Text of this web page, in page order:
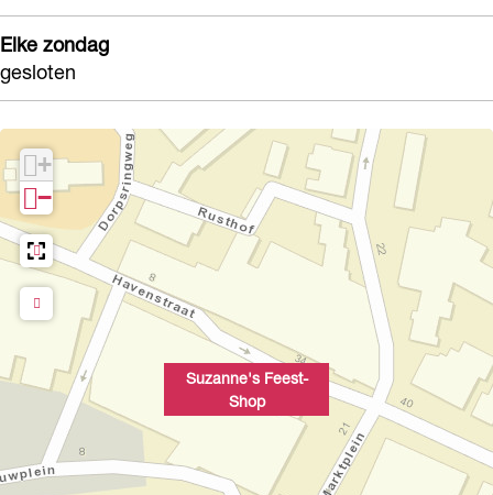
Elke zondag
gesloten
Suzanne's Feest-
Shop
+
−